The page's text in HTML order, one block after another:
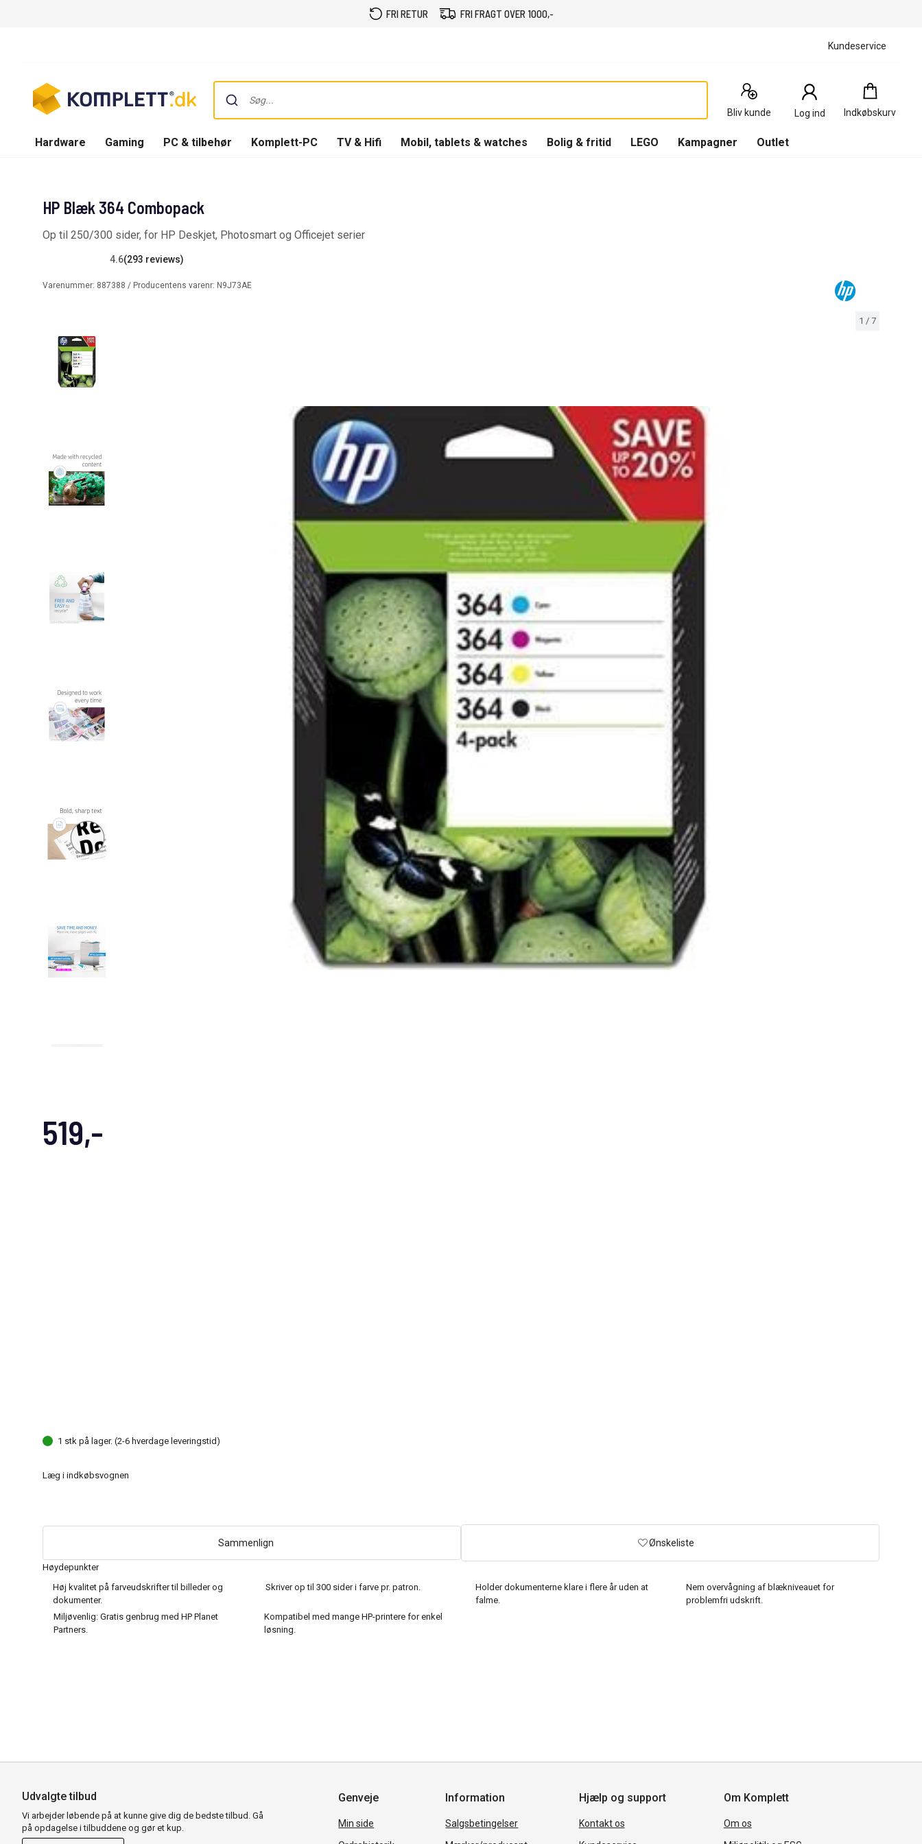
FRI RETUR FRI FRAGT OVER 1000,-
Kundeservice
Bliv kunde Log ind Indkøbskurv
Indkøbskurv
0
Produkter
Hardware Gaming PC & tilbehør Komplett-PC TV & Hifi Mobil, tablets & watches Bolig & fritid LEGO Kampagner Outlet
1 / 7
Høydepunkter
Høj kvalitet på farveudskrifter til billeder og
dokumenter.
Skriver op til 300 sider i farve pr. patron.
Holder dokumenterne klare i flere år uden at
falme.
Nem overvågning af blækniveauet for
problemfri udskrift.
Miljøvenlig: Gratis genbrug med HP Planet
Partners.
Kompatibel med mange HP-printere for enkel
løsning.
HP Blæk 364 Combopack
Op til 250/300 sider, for HP Deskjet, Photosmart og Officejet serier
4.6(293 reviews)
Varenummer: 887388 / Producentens varenr: N9J73AE
519,-
1 stk på lager. (2-6 hverdage leveringstid)
Læg i indkøbsvognen
Sammenlign Ønskeliste
Udvalgte tilbud
Vi arbejder løbende på at kunne give dig de bedste tilbud. Gå
på opdagelse i tilbuddene og gør et kup.
Genveje
Min side
Information
Salgsbetingelser
Hjælp og support
Kontakt os
Om Komplett
Om os